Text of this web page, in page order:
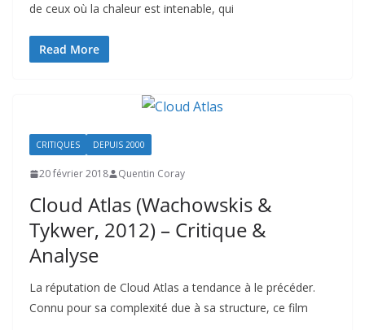
de ceux où la chaleur est intenable, qui
Read More
CRITIQUES DEPUIS 2000
20 février 2018 Quentin Coray
Cloud Atlas (Wachowskis &
Tykwer, 2012) – Critique &
Analyse
La réputation de Cloud Atlas a tendance à le précéder.
Connu pour sa complexité due à sa structure, ce film